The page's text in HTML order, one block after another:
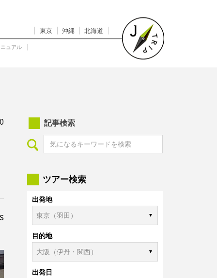
東京 沖縄 北海道
ュアル
記事検索
ツアー検索
出発地
目的地
出発日